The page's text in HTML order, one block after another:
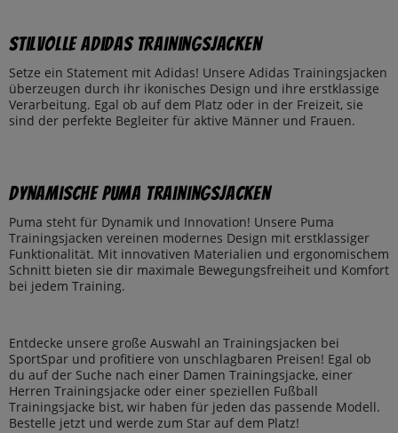
Stilvolle Adidas Trainingsjacken
Setze ein Statement mit Adidas! Unsere Adidas Trainingsjacken
überzeugen durch ihr ikonisches Design und ihre erstklassige
Verarbeitung. Egal ob auf dem Platz oder in der Freizeit, sie
sind der perfekte Begleiter für aktive Männer und Frauen.
Dynamische Puma Trainingsjacken
Puma steht für Dynamik und Innovation! Unsere Puma
Trainingsjacken vereinen modernes Design mit erstklassiger
Funktionalität. Mit innovativen Materialien und ergonomischem
Schnitt bieten sie dir maximale Bewegungsfreiheit und Komfort
bei jedem Training.
Entdecke unsere große Auswahl an Trainingsjacken bei
SportSpar und profitiere von unschlagbaren Preisen! Egal ob
du auf der Suche nach einer Damen Trainingsjacke, einer
Herren Trainingsjacke oder einer speziellen Fußball
Trainingsjacke bist, wir haben für jeden das passende Modell.
Bestelle jetzt und werde zum Star auf dem Platz!